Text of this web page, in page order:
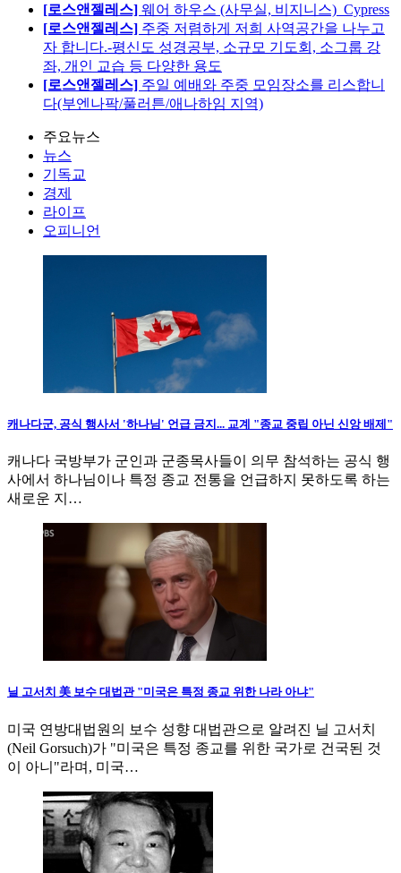
[로스앤젤레스] 웨어 하우스 (사무실, 비지니스)_Cypress
[로스앤젤레스] 주중 저렴하게 저희 사역공간을 나누고
자 합니다.-평신도 성경공부, 소규모 기도회, 소그룹 강
좌, 개인 교습 등 다양한 용도
[로스앤젤레스] 주일 예배와 주중 모임장소를 리스합니
다(부엔나팍/풀러튼/애나하임 지역)
주요뉴스
뉴스
기독교
경제
라이프
오피니언
캐나다군, 공식 행사서 '하나님' 언급 금지... 교계 "종교 중립 아닌 신앙 배제"
캐나다 국방부가 군인과 군종목사들이 의무 참석하는 공식 행
사에서 하나님이나 특정 종교 전통을 언급하지 못하도록 하는
새로운 지…
닐 고서치 美 보수 대법관 "미국은 특정 종교 위한 나라 아냐"
미국 연방대법원의 보수 성향 대법관으로 알려진 닐 고서치
(Neil Gorsuch)가 "미국은 특정 종교를 위한 국가로 건국된 것
이 아니"라며, 미국…